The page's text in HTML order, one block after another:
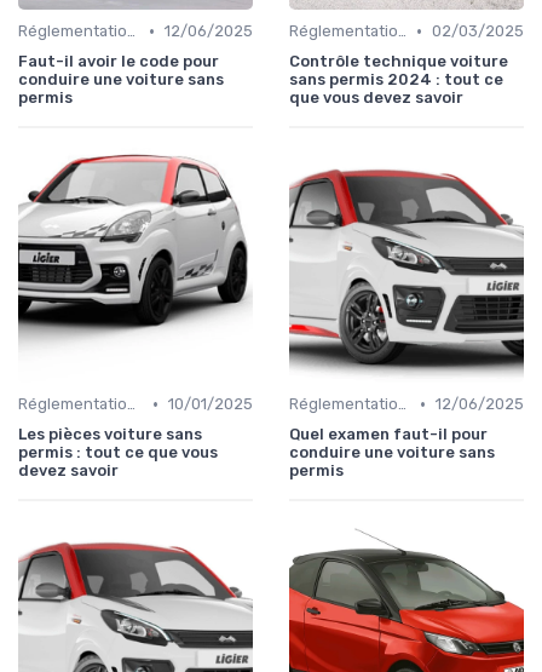
Réglementations sur les Véhicules sans Permis • 12/06/2025
Faut-il avoir le code pour
conduire une voiture sans
permis
Réglementations sur les Véhicules sans Permis • 02/03/2025
Contrôle technique voiture
sans permis 2024 : tout ce
que vous devez savoir
Réglementations sur les Véhicules sans Permis • 10/01/2025
Les pièces voiture sans
permis : tout ce que vous
devez savoir
Réglementations sur les Véhicules sans Permis • 12/06/2025
Quel examen faut-il pour
conduire une voiture sans
permis